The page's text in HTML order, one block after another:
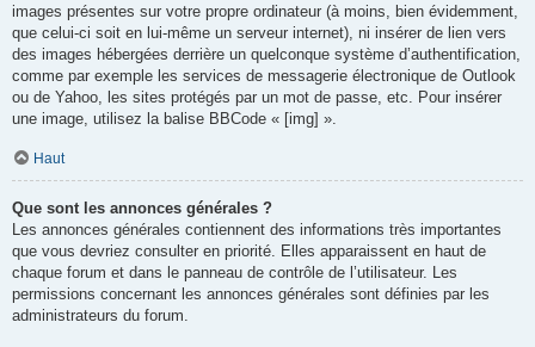
images présentes sur votre propre ordinateur (à moins, bien évidemment,
que celui-ci soit en lui-même un serveur internet), ni insérer de lien vers
des images hébergées derrière un quelconque système d’authentification,
comme par exemple les services de messagerie électronique de Outlook
ou de Yahoo, les sites protégés par un mot de passe, etc. Pour insérer
une image, utilisez la balise BBCode « [img] ».
Haut
Que sont les annonces générales ?
Les annonces générales contiennent des informations très importantes
que vous devriez consulter en priorité. Elles apparaissent en haut de
chaque forum et dans le panneau de contrôle de l’utilisateur. Les
permissions concernant les annonces générales sont définies par les
administrateurs du forum.